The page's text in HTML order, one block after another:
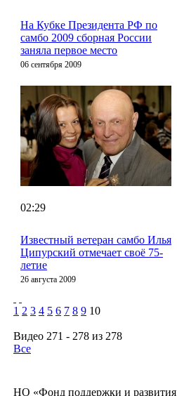
На Кубке Президента РФ по
самбо 2009 сборная России
заняла первое место
06 сентября 2009
02:29
Известный ветеран самбо Илья
Ципурский отмечает своё 75-
летие
26 августа 2009
1 2 3 4 5 6 7 8 9 10
Видео 271 - 278 из 278
Все
НО «Фонд поддержки и развития